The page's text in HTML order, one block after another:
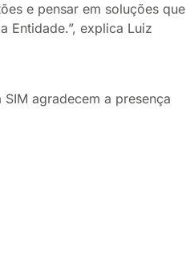
e pensar em soluções que
Entidade.”, explica Luiz
agradecem a presença